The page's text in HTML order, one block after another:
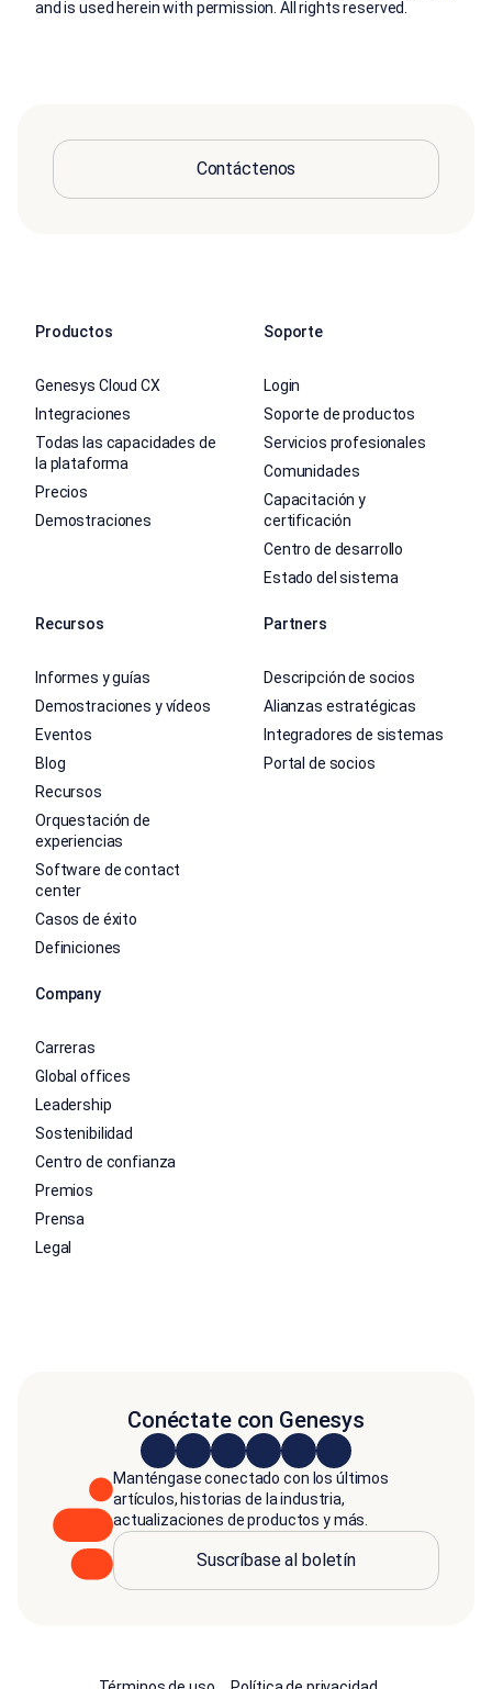
and is used herein with permission. All rights reserved.
Contáctenos
Productos
Genesys Cloud CX
Integraciones
Todas las capacidades de
la plataforma
Precios
Demostraciones
Soporte
Login
Soporte de productos
Servicios profesionales
Comunidades
Capacitación y
certificación
Centro de desarrollo
Estado del sistema
Recursos
Informes y guías
Demostraciones y vídeos
Eventos
Blog
Recursos
Orquestación de
experiencias
Software de contact
center
Casos de éxito
Definiciones
Partners
Descripción de socios
Alianzas estratégicas
Integradores de sistemas
Portal de socios
Company
Carreras
Global offices
Leadership
Sostenibilidad
Centro de confianza
Premios
Prensa
Legal
Conéctate con Genesys
Manténgase conectado con los últimos
artículos, historias de la industria,
actualizaciones de productos y más.
Suscríbase al boletín